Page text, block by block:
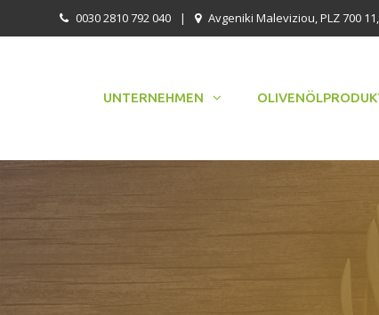
0030 2810 792 040 | Avgeniki Maleviziou, PLZ 700
UNTERNEHMEN